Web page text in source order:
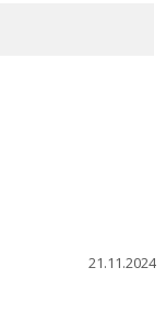
21.11.2024